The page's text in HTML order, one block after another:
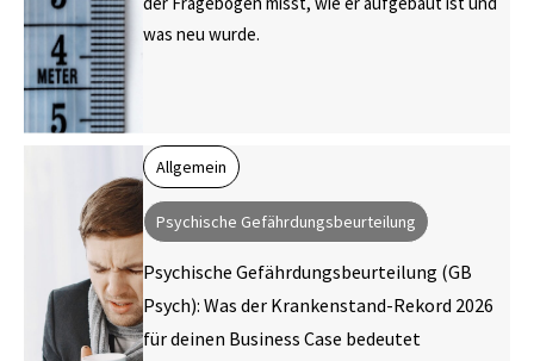
was neu wurde.
Allgemein
Psychische Gefährdungsbeurteilung
Psychische Gefährdungsbeurteilung (GB
Psych): Was der Krankenstand-Rekord 2026
für deinen Business Case bedeutet